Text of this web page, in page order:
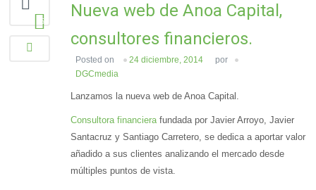
58
Nueva web de Anoa Capital,
consultores financieros.
Posted on 24 diciembre, 2014
por
DGCmedia
Lanzamos la nueva web de Anoa Capital.
Consultora financierafundada por Javier Arroyo, Javier
Santacruz y Santiago Carretero, se dedica a aportar valor
añadido a sus clientes analizando el mercado desde
múltiples puntos de vista.